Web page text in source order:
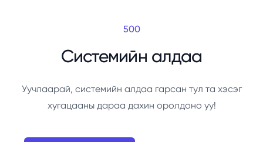
500
Системийн алдаа
Уучлаарай, системийн алдаа гарсан тул та хэсэг
хугацааны дараа дахин оролдоно уу!